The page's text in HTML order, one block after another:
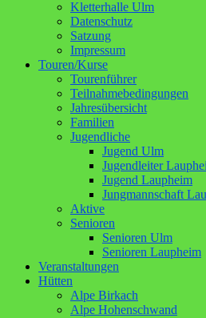
Kletterhalle Ulm
Datenschutz
Satzung
Impressum
Touren/Kurse
Tourenführer
Teilnahmebedingungen
Jahresübersicht
Familien
Jugendliche
Jugend Ulm
Jugendleiter
Jugend Laupheim
Jungmannschaft
Aktive
Senioren
Senioren Ulm
Senioren Laupheim
Veranstaltungen
Hütten
Alpe Birkach
Alpe Hohenschwand